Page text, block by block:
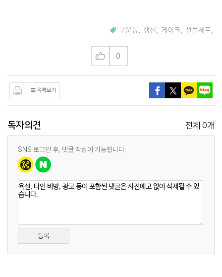
구운동 생신 케이크 선물세트
0
독자의견 전체 0개
SNS 로그인 후, 댓글 작성이 가능합니다.
등록